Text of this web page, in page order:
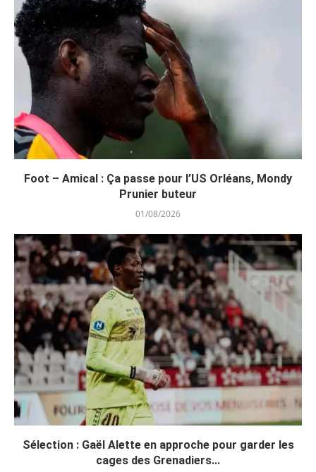
Foot – Amical : Ça passe pour l’US Orléans, Mondy
Prunier buteur
01/08/2026
Sélection : Gaël Alette en approche pour garder les
cages des Grenadiers...